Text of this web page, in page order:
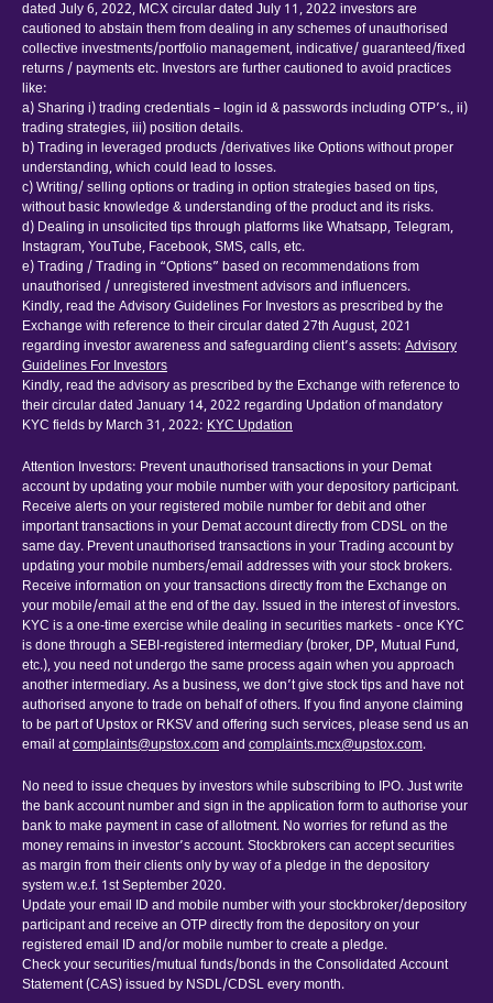
dated July 6, 2022, MCX circular dated July 11, 2022 investors are
cautioned to abstain them from dealing in any schemes of unauthorised
collective investments/portfolio management, indicative/ guaranteed/fixed
returns / payments etc. Investors are further cautioned to avoid practices
like:
a) Sharing i) trading credentials – login id & passwords including OTP’s., ii)
trading strategies, iii) position details.
b) Trading in leveraged products /derivatives like Options without proper
understanding, which could lead to losses.
c) Writing/ selling options or trading in option strategies based on tips,
without basic knowledge & understanding of the product and its risks.
d) Dealing in unsolicited tips through platforms like Whatsapp, Telegram,
Instagram, YouTube, Facebook, SMS, calls, etc.
e) Trading / Trading in “Options” based on recommendations from
unauthorised / unregistered investment advisors and influencers.
Kindly, read the Advisory Guidelines For Investors as prescribed by the
Exchange with reference to their circular dated 27th August, 2021
regarding investor awareness and safeguarding client’s assets: Advisory
Guidelines For Investors
Kindly, read the advisory as prescribed by the Exchange with reference to
their circular dated January 14, 2022 regarding Updation of mandatory
KYC fields by March 31, 2022: KYC Updation
Attention Investors: Prevent unauthorised transactions in your Demat
account by updating your mobile number with your depository participant.
Receive alerts on your registered mobile number for debit and other
important transactions in your Demat account directly from CDSL on the
same day. Prevent unauthorised transactions in your Trading account by
updating your mobile numbers/email addresses with your stock brokers.
Receive information on your transactions directly from the Exchange on
your mobile/email at the end of the day. Issued in the interest of investors.
KYC is a one-time exercise while dealing in securities markets - once KYC
is done through a SEBI-registered intermediary (broker, DP, Mutual Fund,
etc.), you need not undergo the same process again when you approach
another intermediary. As a business, we don’t give stock tips and have not
authorised anyone to trade on behalf of others. If you find anyone claiming
to be part of Upstox or RKSV and offering such services, please send us an
email atcomplaints@upstox.comand complaints.mcx@upstox.com.
No need to issue cheques by investors while subscribing to IPO. Just write
the bank account number and sign in the application form to authorise your
bank to make payment in case of allotment. No worries for refund as the
money remains in investor’s account. Stockbrokers can accept securities
as margin from their clients only by way of a pledge in the depository
system w.e.f. 1st September 2020.
Update your email ID and mobile number with your stockbroker/depository
participant and receive an OTP directly from the depository on your
registered email ID and/or mobile number to create a pledge.
Check your securities/mutual funds/bonds in the Consolidated Account
Statement (CAS) issued by NSDL/CDSL every month.